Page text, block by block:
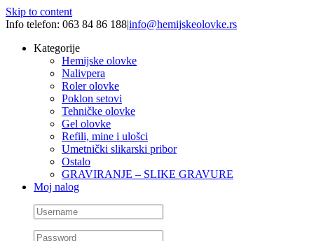
Skip to content
Info telefon: 063 84 86 188|info@hemijskeolovke.rs
Kategorije
Hemijske olovke
Nalivpera
Roler olovke
Poklon setovi
Tehničke olovke
Gel olovke
Refili, mine i ulošci
Umetnički slikarski pribor
Ostalo
GRAVIRANJE – SLIKE GRAVURE
Moj nalog